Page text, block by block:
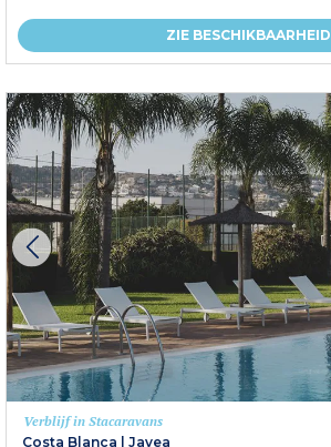
ZIE BESCHIKBAARHEID
Verblijf in Stacaravans
Costa Blanca
Javea